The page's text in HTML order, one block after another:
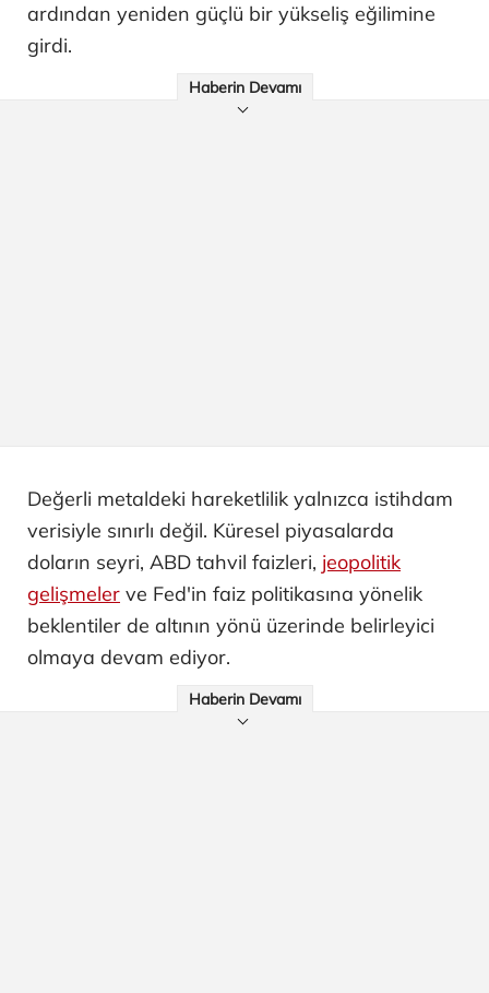
ardından yeniden güçlü bir yükseliş eğilimine
girdi.
Haberin Devamı
Değerli metaldeki hareketlilik yalnızca istihdam
verisiyle sınırlı değil. Küresel piyasalarda
doların seyri, ABD tahvil faizleri, jeopolitik
gelişmeler ve Fed'in faiz politikasına yönelik
beklentiler de altının yönü üzerinde belirleyici
olmaya devam ediyor.
Haberin Devamı